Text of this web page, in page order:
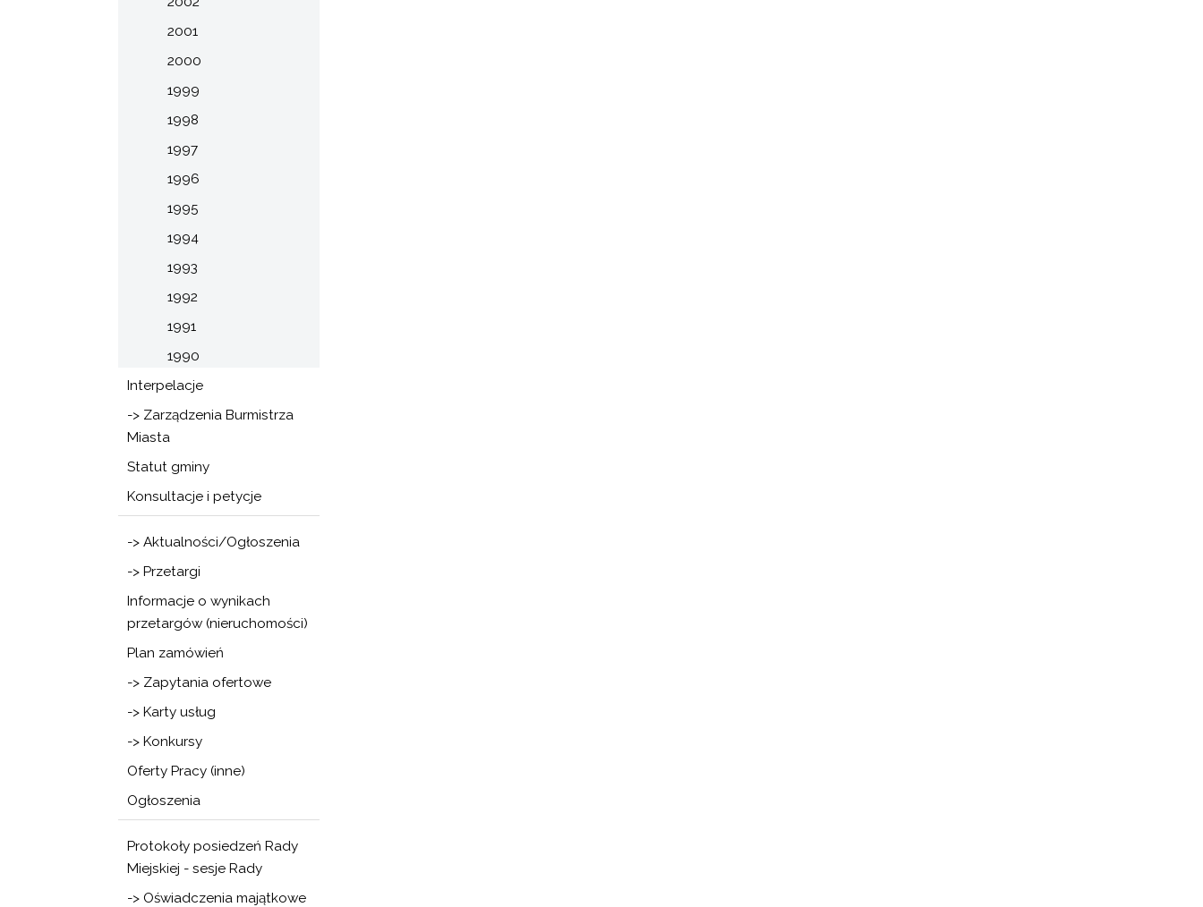
2001
2000
1999
1998
1997
1996
1995
1994
1993
1992
1991
1990
Interpelacje
-> Zarządzenia Burmistrza
Miasta
Statut gminy
Konsultacje i petycje
-> Aktualności/Ogłoszenia
-> Przetargi
Informacje o wynikach
przetargów (nieruchomości)
Plan zamówień
-> Zapytania ofertowe
-> Karty usług
-> Konkursy
Oferty Pracy (inne)
Ogłoszenia
Protokoły posiedzeń Rady
Miejskiej - sesje Rady
-> Oświadczenia majątkowe